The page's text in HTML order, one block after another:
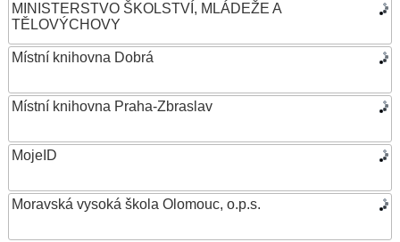
MINISTERSTVO ŠKOLSTVÍ, MLÁDEŽE A
TĚLOVÝCHOVY
Místní knihovna Dobrá
Místní knihovna Praha-Zbraslav
MojeID
Moravská vysoká škola Olomouc, o.p.s.